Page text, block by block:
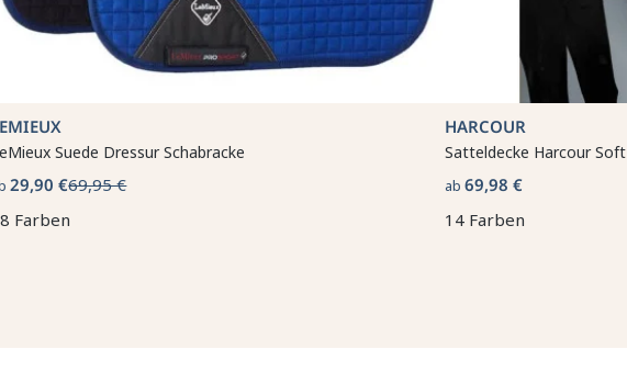
Suede Dressur Schabracke
29,90 €69,95 €
Farben
HARCOUR
Satteldecke Harcour Soft
ab 69,98 €
14 Farben